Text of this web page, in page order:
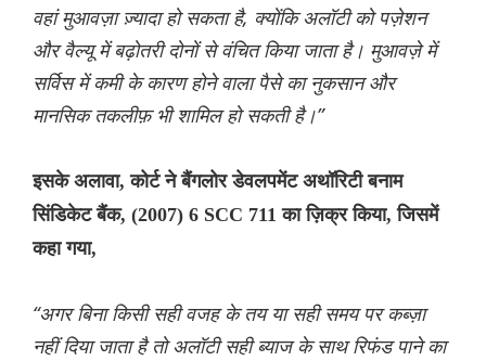
वहां मुआवज़ा ज़्यादा हो सकता है, क्योंकि अलॉटी को पज़ेशन
और वैल्यू में बढ़ोतरी दोनों से वंचित किया जाता है। मुआवज़े में
सर्विस में कमी के कारण होने वाला पैसे का नुकसान और
मानसिक तकलीफ़ भी शामिल हो सकती है।”
इसके अलावा, कोर्ट ने बैंगलोर डेवलपमेंट अथॉरिटी बनाम
सिंडिकेट बैंक, (2007) 6 SCC 711 का ज़िक्र किया, जिसमें
कहा गया,
“अगर बिना किसी सही वजह के तय या सही समय पर कब्ज़ा
नहीं दिया जाता है तो अलॉटी सही ब्याज के साथ रिफंड पाने का